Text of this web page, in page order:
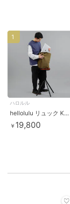
ハロルル
hellolulu リュック KELL 3WAY ブリーフパック
￥ 19,800
1